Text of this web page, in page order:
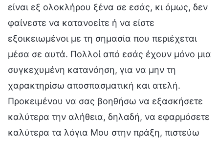
είναι εξ ολοκλήρου ξένα σε εσάς, κι όμως, δεν
φαίνεστε να κατανοείτε ή να είστε
εξοικειωμένοι με τη σημασία που περιέχεται
μέσα σε αυτά. Πολλοί από εσάς έχουν μόνο μια
συγκεχυμένη κατανόηση, για να μην τη
χαρακτηρίσω αποσπασματική και ατελή.
Προκειμένου να σας βοηθήσω να εξασκήσετε
καλύτερα την αλήθεια, δηλαδή, να εφαρμόσετε
καλύτερα τα λόγια Μου στην πράξη, πιστεύω